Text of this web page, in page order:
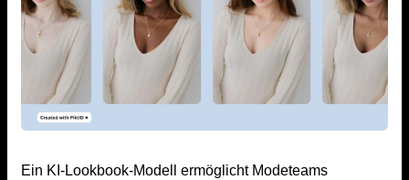
Ein KI-Lookbook-Modell ermöglicht Modeteams